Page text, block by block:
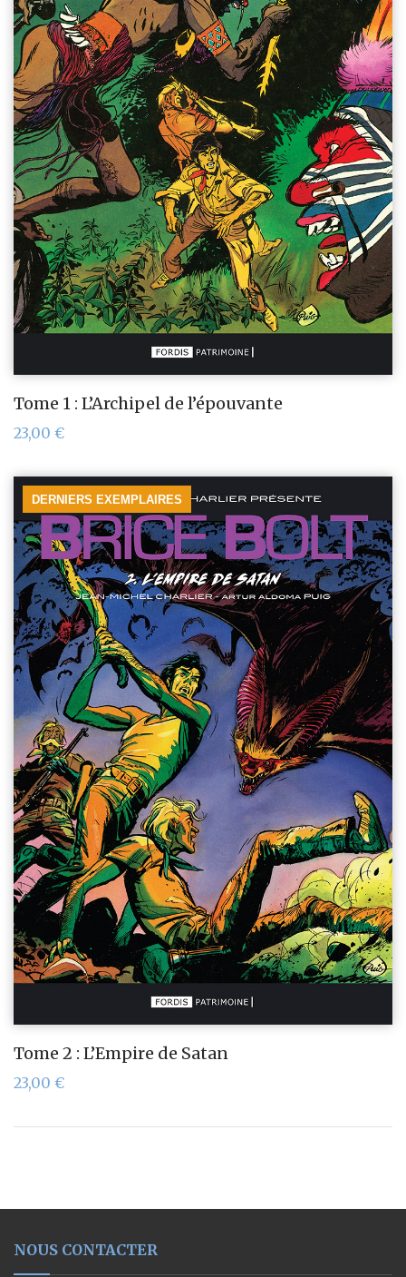
Tome 1 : L’Archipel de l’épouvante
23,00 €
DERNIERS EXEMPLAIRES
Tome 2 : L’Empire de Satan
23,00 €
NOUS CONTACTER